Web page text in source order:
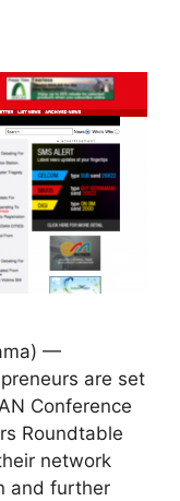
—
are set
Conference
Roundtable
network
and further